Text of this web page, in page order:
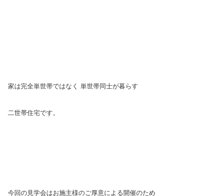
家は完全単世帯ではなく 単世帯同士が暮らす
二世帯住宅です。
今回の見学会はお施主様のご厚意による開催のため